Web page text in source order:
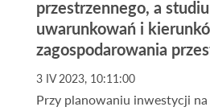
przestrzennego, a
uwarunkowań i
zagospodarowania
3 IV 2023, 10:11:00
Przy planowaniu inwestycji